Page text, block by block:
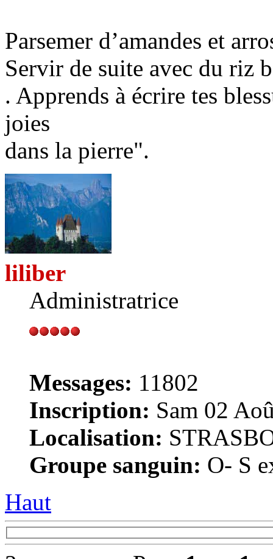
Parsemer d’amandes et
Servir de suite avec du riz
. Apprends à écrire tes
joies
dans la pierre".
liliber
Administratrice
Messages: 11802
Inscription: Sam 02
Localisation:
Groupe sanguin: O- S
Haut